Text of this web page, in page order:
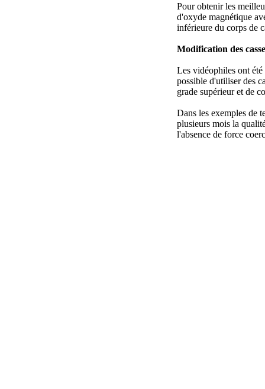
Pour obtenir les
d'oxyde magnétique
inférieure du corps de
Modification des
Les vidéophiles ont
possible d'utiliser des
grade supérieur et de
Dans les exemples de
plusieurs mois la
l'absence de force